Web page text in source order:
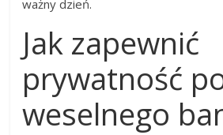
ważny dzień.
Jak zapewnić
prywatność
weselnego